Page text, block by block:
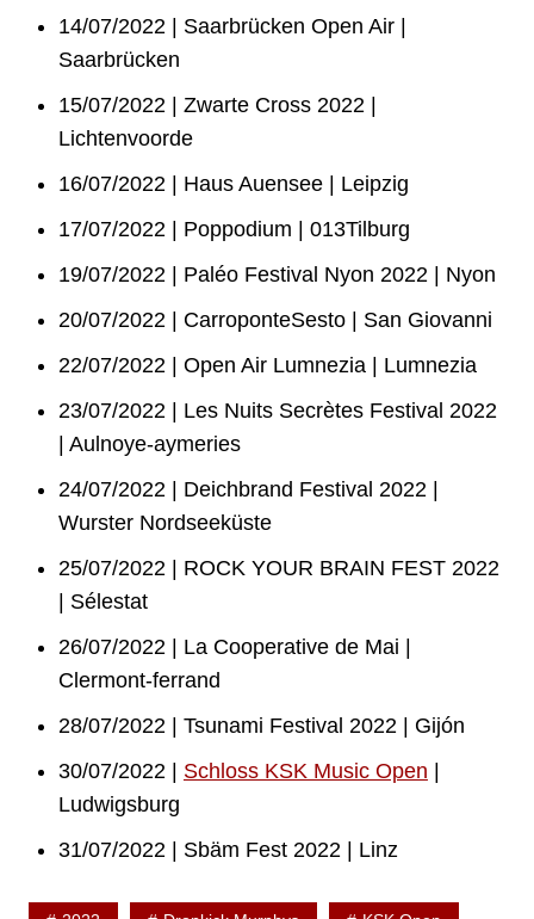
14/07/2022 | Saarbrücken Open Air |
Saarbrücken
15/07/2022 | Zwarte Cross 2022 |
Lichtenvoorde
16/07/2022 | Haus Auensee | Leipzig
17/07/2022 | Poppodium | 013Tilburg
19/07/2022 | Paléo Festival Nyon 2022 | Nyon
20/07/2022 | CarroponteSesto | San Giovanni
22/07/2022 | Open Air Lumnezia | Lumnezia
23/07/2022 | Les Nuits Secrètes Festival 2022
| Aulnoye-aymeries
24/07/2022 | Deichbrand Festival 2022 |
Wurster Nordseeküste
25/07/2022 | ROCK YOUR BRAIN FEST 2022
| Sélestat
26/07/2022 | La Cooperative de Mai |
Clermont-ferrand
28/07/2022 | Tsunami Festival 2022 | Gijón
30/07/2022 | Schloss KSK Music Open |
Ludwigsburg
31/07/2022 | Sbäm Fest 2022 | Linz